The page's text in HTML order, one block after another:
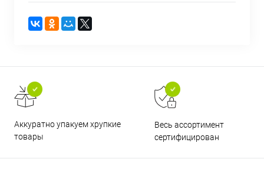
Аккуратно упакуем хрупкие
товары
Весь ассортимент
сертифицирован